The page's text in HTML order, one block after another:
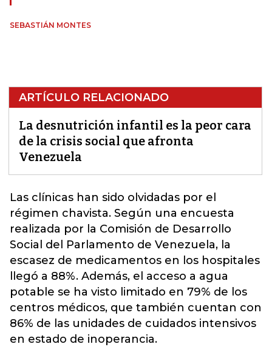
SEBASTIÁN MONTES
ARTÍCULO RELACIONADO
La desnutrición infantil es la peor cara
de la crisis social que afronta
Venezuela
Las clínicas han sido olvidadas por el
régimen chavista. Según una encuesta
realizada por la Comisión de Desarrollo
Social del Parlamento de Venezuela, la
escasez de medicamentos en los hospitales
llegó a 88%. Además, el acceso a agua
potable se ha visto limitado en 79% de los
centros médicos, que también cuentan con
86% de las unidades de cuidados intensivos
en estado de inoperancia.